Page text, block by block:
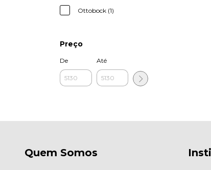
Ottobock (1)
Preço
De Até
Quem Somos